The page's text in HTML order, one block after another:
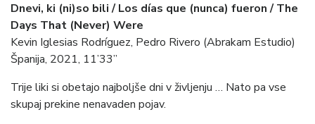
Dnevi, ki (ni)so bili / Los días que (nunca) fueron /The
Days That (Never) Were
Kevin Iglesias Rodríguez, Pedro Rivero (Abrakam Estudio)
Španija, 2021, 11’33”
Trije liki si obetajo najboljše dni v življenju … Nato pa vse
skupaj prekine nenavaden pojav.